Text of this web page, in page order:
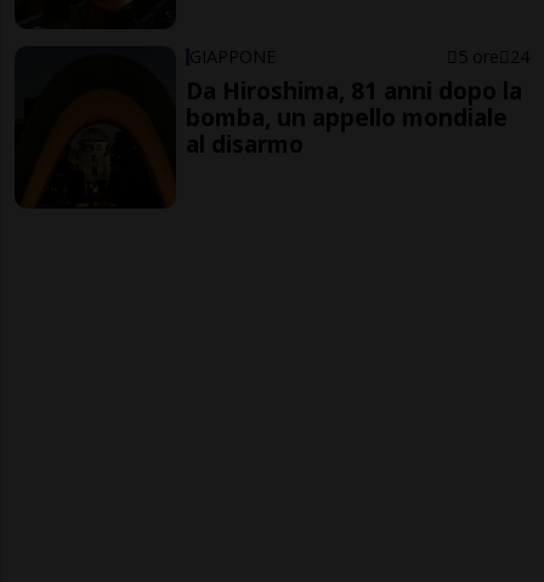
GIAPPONE 5 ore 24
Da Hiroshima, 81 anni dopo la
bomba, un appello mondiale
al disarmo